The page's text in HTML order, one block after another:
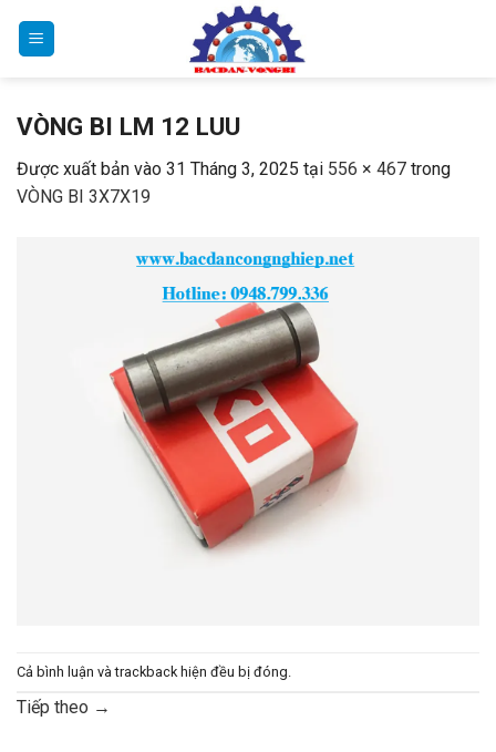
VÒNG BI LM 12 LUU
Được xuất bản vào 31 Tháng 3, 2025 tại 556 × 467 trong
VÒNG BI 3X7X19
Cả bình luận và trackback hiện đều bị đóng.
Tiếp theo →